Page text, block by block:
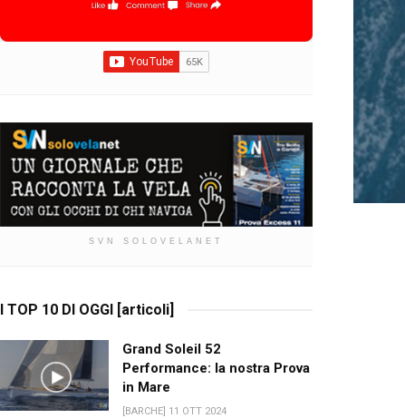
SVN SOLOVELANET
I TOP 10 DI OGGI [articoli]
Grand Soleil 52
Performance: la nostra Prova
in Mare
[BARCHE] 11 OTT 2024